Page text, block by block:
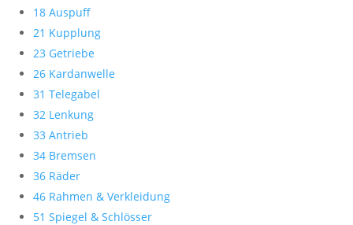
18 Auspuff
21 Kupplung
23 Getriebe
26 Kardanwelle
31 Telegabel
32 Lenkung
33 Antrieb
34 Bremsen
36 Räder
46 Rahmen & Verkleidung
51 Spiegel & Schlösser